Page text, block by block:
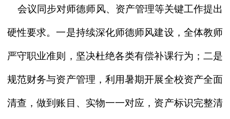
会议同步对师德师风、资产管理等关键工作提出
硬性要求。一是持续深化师德师风建设，全体教师
严守职业准则，坚决杜绝各类有偿补课行为；二是
规范财务与资产管理，利用暑期开展全校资产全面
清查，做到账目、实物一一对应，资产标识完整清